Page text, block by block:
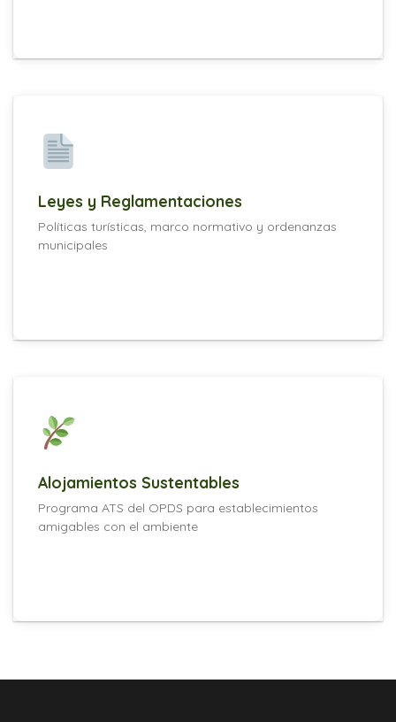
Leyes y Reglamentaciones
Políticas turísticas, marco normativo y ordenanzas
municipales
Alojamientos Sustentables
Programa ATS del OPDS para establecimientos
amigables con el ambiente